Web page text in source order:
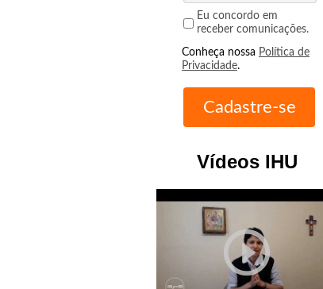
Eu concordo em
receber comunicações.
Conheça nossa Política de
Privacidade.
Vídeos IHU
play_circle_outline